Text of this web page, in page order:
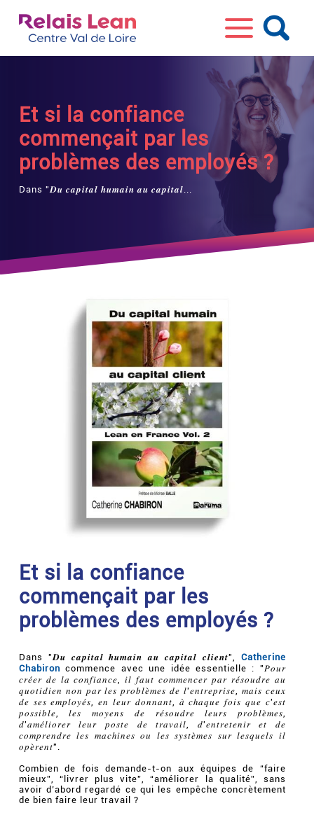
Et si la confiance
commençait par les
problèmes des employés ?
Dans "𝑫𝒖 𝒄𝒂𝒑𝒊𝒕𝒂𝒍 𝒉𝒖𝒎𝒂𝒊𝒏 𝒂𝒖 𝒄𝒂𝒑𝒊𝒕𝒂𝒍...
Et si la confiance
commençait par les
problèmes des employés ?
Dans "𝑫𝒖 𝒄𝒂𝒑𝒊𝒕𝒂𝒍 𝒉𝒖𝒎𝒂𝒊𝒏 𝒂𝒖 𝒄𝒂𝒑𝒊𝒕𝒂𝒍 𝒄𝒍𝒊𝒆𝒏𝒕", Catherine
Chabiron commence avec une idée essentielle : "𝑃𝑜𝑢𝑟
𝑐𝑟𝑒́𝑒𝑟 𝑑𝑒 𝑙𝑎 𝑐𝑜𝑛𝑓𝑖𝑎𝑛𝑐𝑒, 𝑖𝑙 𝑓𝑎𝑢𝑡 𝑐𝑜𝑚𝑚𝑒𝑛𝑐𝑒𝑟 𝑝𝑎𝑟 𝑟𝑒́𝑠𝑜𝑢𝑑𝑟𝑒 𝑎𝑢
𝑞𝑢𝑜𝑡𝑖𝑑𝑖𝑒𝑛 𝑛𝑜𝑛 𝑝𝑎𝑟 𝑙𝑒𝑠 𝑝𝑟𝑜𝑏𝑙𝑒̀𝑚𝑒𝑠 𝑑𝑒 𝑙'𝑒𝑛𝑡𝑟𝑒𝑝𝑟𝑖𝑠𝑒, 𝑚𝑎𝑖𝑠 𝑐𝑒𝑢𝑥
𝑑𝑒 𝑠𝑒𝑠 𝑒𝑚𝑝𝑙𝑜𝑦𝑒́𝑠, 𝑒𝑛 𝑙𝑒𝑢𝑟 𝑑𝑜𝑛𝑛𝑎𝑛𝑡, 𝑎̀ 𝑐ℎ𝑎𝑞𝑢𝑒 𝑓𝑜𝑖𝑠 𝑞𝑢𝑒 𝑐'𝑒𝑠𝑡
𝑝𝑜𝑠𝑠𝑖𝑏𝑙𝑒, 𝑙𝑒𝑠 𝑚𝑜𝑦𝑒𝑛𝑠 𝑑𝑒 𝑟𝑒́𝑠𝑜𝑢𝑑𝑟𝑒 𝑙𝑒𝑢𝑟𝑠 𝑝𝑟𝑜𝑏𝑙𝑒̀𝑚𝑒𝑠,
𝑑'𝑎𝑚𝑒́𝑙𝑖𝑜𝑟𝑒𝑟 𝑙𝑒𝑢𝑟 𝑝𝑜𝑠𝑡𝑒 𝑑𝑒 𝑡𝑟𝑎𝑣𝑎𝑖𝑙, 𝑑'𝑒𝑛𝑡𝑟𝑒𝑡𝑒𝑛𝑖𝑟 𝑒𝑡 𝑑𝑒
𝑐𝑜𝑚𝑝𝑟𝑒𝑛𝑑𝑟𝑒 𝑙𝑒𝑠 𝑚𝑎𝑐ℎ𝑖𝑛𝑒𝑠 𝑜𝑢 𝑙𝑒𝑠 𝑠𝑦𝑠𝑡𝑒̀𝑚𝑒𝑠 𝑠𝑢𝑟 𝑙𝑒𝑠𝑞𝑢𝑒𝑙𝑠 𝑖𝑙
𝑜𝑝𝑒̀𝑟𝑒𝑛𝑡".
Combien de fois demande-t-on aux équipes de “faire
mieux”, “livrer plus vite”, “améliorer la qualité”, sans
avoir d’abord regardé ce qui les empêche concrètement
de bien faire leur travail ?